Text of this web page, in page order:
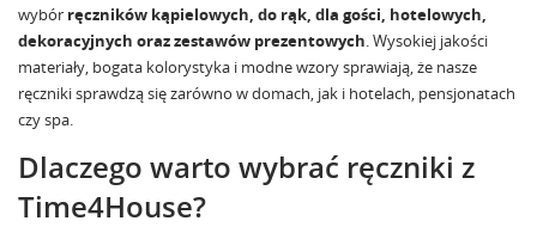
wybór ręczników kąpielowych, do rąk, dla gości, hotelowych,
dekoracyjnych oraz zestawów prezentowych. Wysokiej jakości
materiały, bogata kolorystyka i modne wzory sprawiają, że nasze
ręczniki sprawdzą się zarówno w domach, jak i hotelach, pensjonatach
czy spa.
Dlaczego warto wybrać ręczniki z
Time4House?